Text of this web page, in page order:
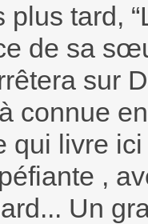
plus tard,
de sa
sur
connue
qui livre
,
Un